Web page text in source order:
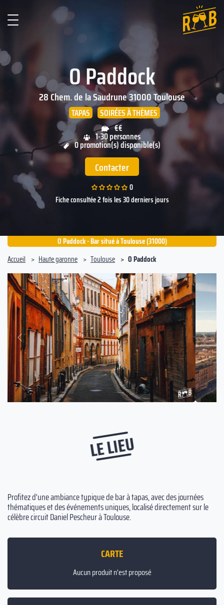
O Paddock
28 Chem. de la Saudrune31000Toulouse
TAPAS
SOIRÉES À THÈMES
€€
1-30 personnes
0 promotion(s) disponible(s)
Contacter
0
Fiche consultée 2 fois les 30 derniers jours
O Paddock - Bar situé à Toulouse (31000)
Accueil
Haute garonne Toulouse O Paddock
Précédent
Suivant
LE LIEU
Profitez d'une ambiance typique de bar à tapas, avec des journées
thématiques et des événements uniques, localisé directement sur le
célèbre circuit Daniel Pescheur à Toulouse.
CARTE
Aucun produit n'est proposé